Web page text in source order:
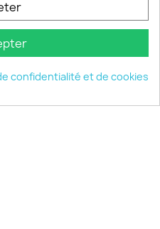
keyboard_arrow_down
confidentialité et de cookies